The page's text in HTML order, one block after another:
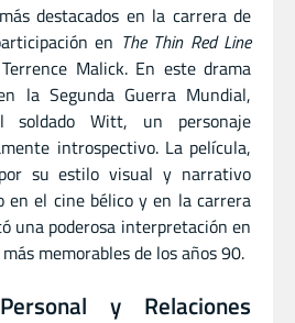
destacados en la carrera de
en The Thin Red Line
Malick. En este drama
la Segunda Guerra Mundial,
soldado Witt, un personaje
introspectivo. La película,
su estilo visual y narrativo
en el cine bélico y en la carrera
una poderosa interpretación en
memorables de los años 90.
y Relaciones